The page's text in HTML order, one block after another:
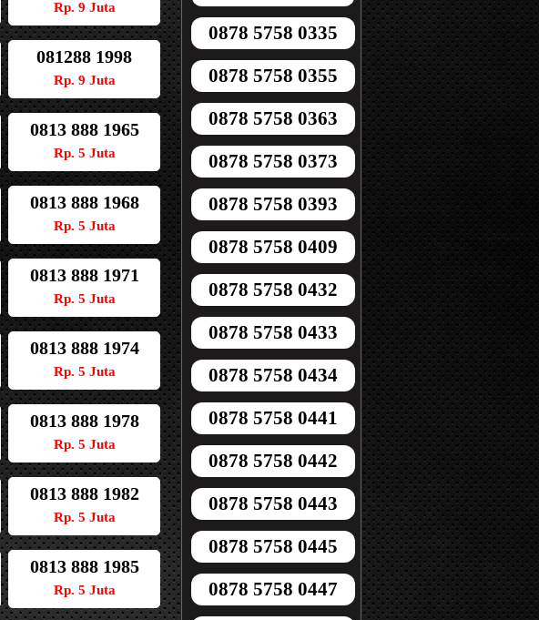
Rp. 9 Juta
081288 1998
Rp. 9 Juta
0813 888 1965
Rp. 5 Juta
0813 888 1968
Rp. 5 Juta
0813 888 1971
Rp. 5 Juta
0813 888 1974
Rp. 5 Juta
0813 888 1978
Rp. 5 Juta
0813 888 1982
Rp. 5 Juta
0813 888 1985
Rp. 5 Juta
0878 5758 0335
0878 5758 0355
0878 5758 0363
0878 5758 0373
0878 5758 0393
0878 5758 0409
0878 5758 0432
0878 5758 0433
0878 5758 0434
0878 5758 0441
0878 5758 0442
0878 5758 0443
0878 5758 0445
0878 5758 0447